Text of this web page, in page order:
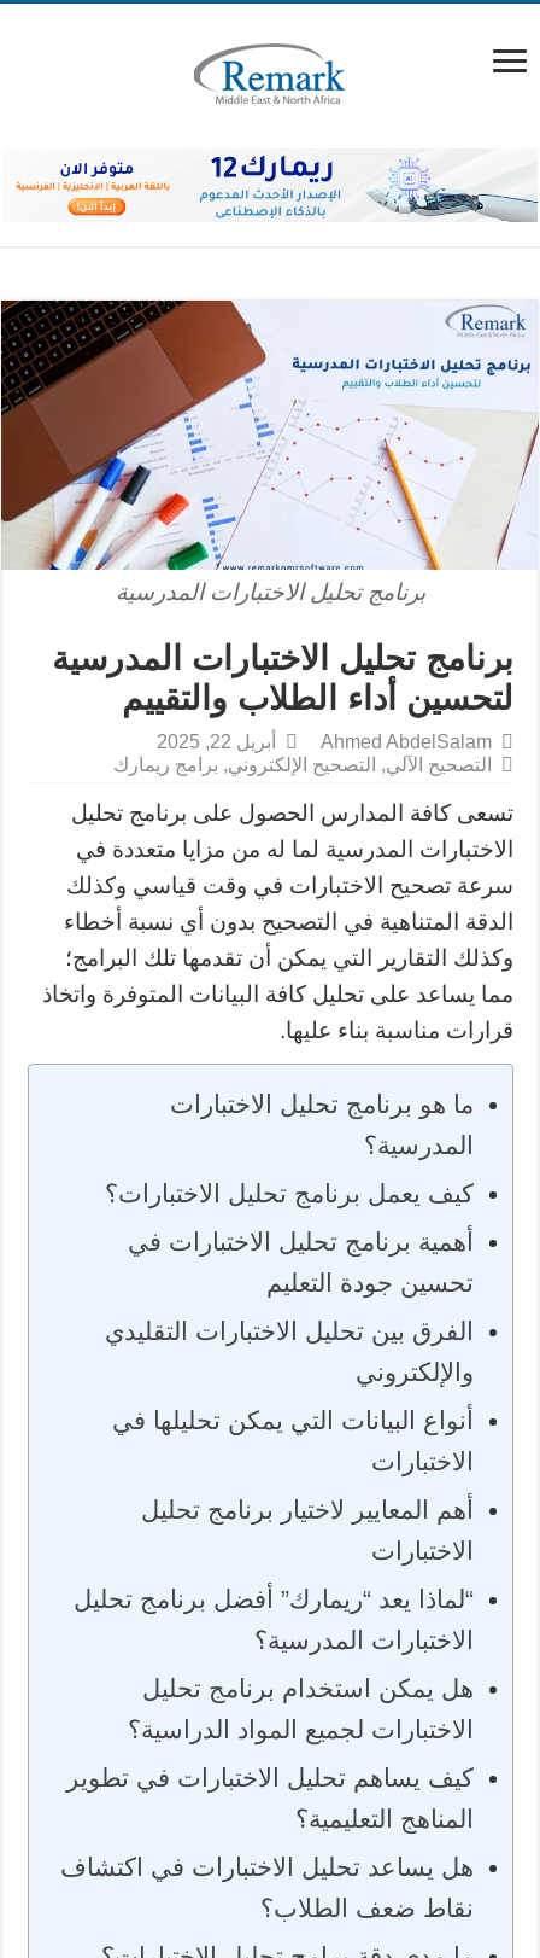
برنامج تحليل الاختبارات المدرسية
برنامج تحليل الاختبارات المدرسية
لتحسين أداء الطلاب والتقييم
Ahmed AbdelSalam
أبريل 22, 2025
التصحيح الآلي, التصحيح الإلكتروني, برامج ريمارك
تسعى كافة المدارس الحصول على برنامج تحليل
الاختبارات المدرسية لما له من مزايا متعددة في
سرعة تصحيح الاختبارات في وقت قياسي وكذلك
الدقة المتناهية في التصحيح بدون أي نسبة أخطاء
وكذلك التقارير التي يمكن أن تقدمها تلك البرامج؛
مما يساعد على تحليل كافة البيانات المتوفرة واتخاذ
قرارات مناسبة بناء عليها.
ما هو برنامج تحليل الاختبارات
المدرسية؟
كيف يعمل برنامج تحليل الاختبارات؟
أهمية برنامج تحليل الاختبارات في
تحسين جودة التعليم
الفرق بين تحليل الاختبارات التقليدي
والإلكتروني
أنواع البيانات التي يمكن تحليلها في
الاختبارات
أهم المعايير لاختيار برنامج تحليل
الاختبارات
“لماذا يعد “ريمارك” أفضل برنامج تحليل
الاختبارات المدرسية؟
هل يمكن استخدام برنامج تحليل
الاختبارات لجميع المواد الدراسية؟
كيف يساهم تحليل الاختبارات في تطوير
المناهج التعليمية؟
هل يساعد تحليل الاختبارات في اكتشاف
نقاط ضعف الطلاب؟